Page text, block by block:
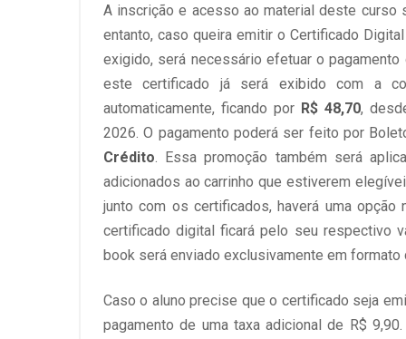
A inscrição e acesso ao material deste curso
entanto, caso queira emitir o Certificado
exigido, será necessário efetuar o
este certificado já será exibido com a
automaticamente, ficando por R$ 48,70,
2026. O pagamento poderá ser feito por
Crédito . Essa promoção também será
adicionados ao carrinho que estiverem
junto com os certificados, haverá uma
certificado digital ficará pelo seu respectivo
book será enviado exclusivamente em
Caso o aluno precise que o certificado seja
pagamento de uma taxa adicional de R$